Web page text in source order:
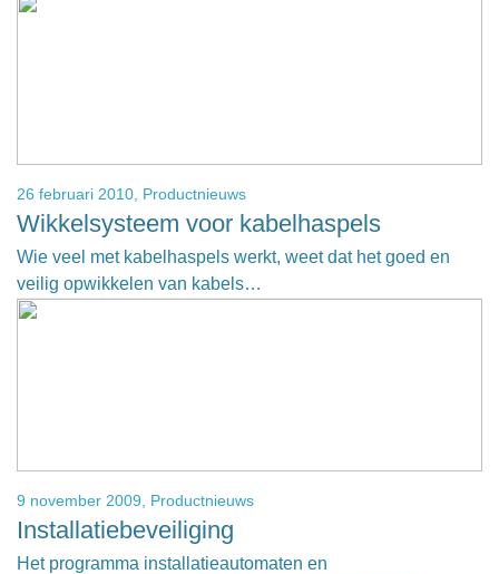
26 februari 2010, Productnieuws
Wikkelsysteem voor kabelhaspels
Wie veel met kabelhaspels werkt, weet dat het goed en
veilig opwikkelen van kabels…
9 november 2009, Productnieuws
Installatiebeveiliging
Het programma installatieautomaten en